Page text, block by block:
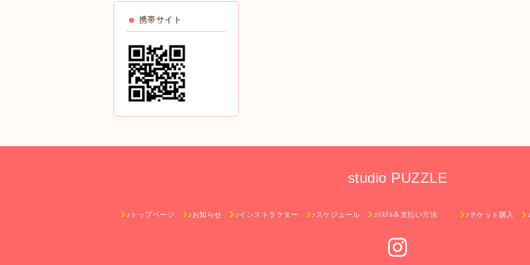
携帯サイト
studio PUZZLE
♪トップページ ♪お知らせ ♪インストラクター ♪スケジュール ♪ｼｽﾃﾑ＆支払い方法 ♪チケット購入